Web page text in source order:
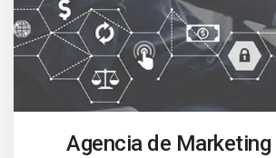
Agencia de Marketing